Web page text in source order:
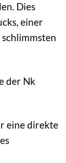
Dies
einer
der Nk
eine direkte